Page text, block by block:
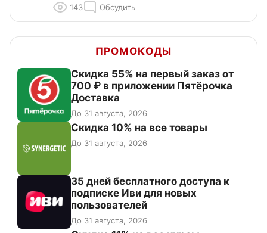
143 Обсудить
ПРОМОКОДЫ
Скидка 55% на первый заказ от
700 ₽ в приложении Пятёрочка
Доставка
До 31 августа, 2026
Скидка 10% на все товары
До 31 августа, 2026
35 дней бесплатного доступа к
подписке Иви для новых
пользователей
До 31 августа, 2026